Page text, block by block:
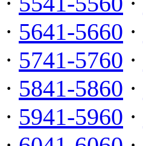
· 5641-5660 ·
· 5741-5760 ·
· 5841-5860 ·
· 5941-5960 ·